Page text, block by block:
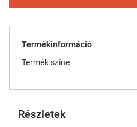
Termékinformáció
Termék színe
Részletek